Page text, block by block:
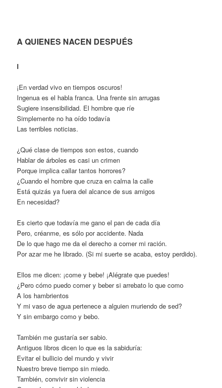
A QUIENES NACEN DESPUÉS
I
¡En verdad vivo en tiempos oscuros!
Ingenua es el habla franca. Una frente sin arrugas
Sugiere insensibilidad. El hombre que ríe
Simplemente no ha oído todavía
Las terribles noticias.
¿Qué clase de tiempos son estos, cuando
Hablar de árboles es casi un crimen
Porque implica callar tantos horrores?
¿Cuando el hombre que cruza en calma la calle
Está quizás ya fuera del alcance de sus amigos
En necesidad?
Es cierto que todavía me gano el pan de cada día
Pero, créanme, es sólo por accidente. Nada
De lo que hago me da el derecho a comer mi ración.
Por azar me he librado. (Si mi suerte se acaba, estoy perdido).
Ellos me dicen: ¡come y bebe! ¡Alégrate que puedes!
¿Pero cómo puedo comer y beber si arrebato lo que como
A los hambrientos
Y mi vaso de agua pertenece a alguien muriendo de sed?
Y sin embargo como y bebo.
También me gustaría ser sabio.
Antiguos libros dicen lo que es la sabiduría:
Evitar el bullicio del mundo y vivir
Nuestro breve tiempo sin miedo.
También, convivir sin violencia